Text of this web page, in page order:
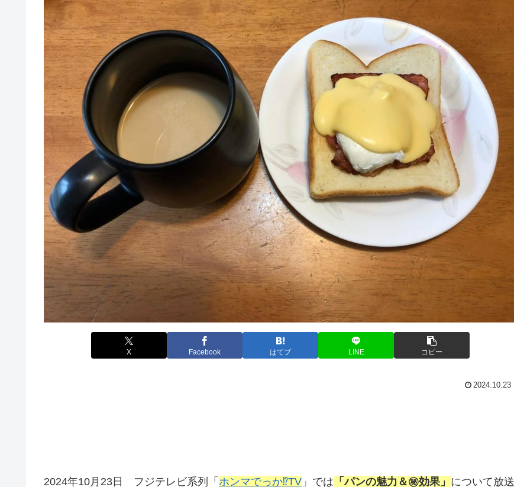
X Facebook はてブ LINE コピー
2024.10.23
2024年10月23日 フジテレビ系列「 ホンマでっか⁉TV 」では 「パンの魅力＆㊙効果」 について放送